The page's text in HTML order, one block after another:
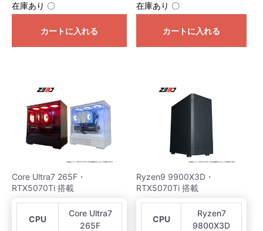
在庫あり 〇
カートに入れる
在庫あり 〇
カートに入れる
Core Ultra7 265F・
RTX5070Ti 搭載
CPU
Core Ultra7
265F
Ryzen9 9900X3D・
RTX5070Ti 搭載
CPU
Ryzen7
9800X3D